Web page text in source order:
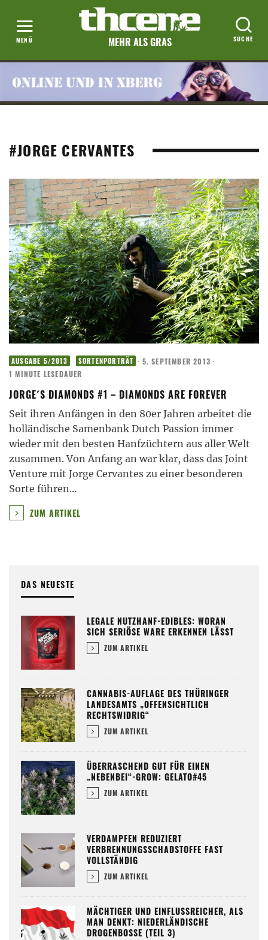
MEHR ALS GRAS
#JORGE CERVANTES
AUSGABE 5/2013 SORTENPORTRÄT · 5. SEPTEMBER 2013 ·
1 MINUTE LESEDAUER
JORGE´S DIAMONDS #1 – DIAMONDS ARE FOREVER
Seit ihren Anfängen in den 80er Jahren arbeitet die
holländische Samenbank Dutch Passion immer
wieder mit den besten Hanfzüchtern aus aller Welt
zusammen. Von Anfang an war klar, dass das Joint
Venture mit Jorge Cervantes zu einer besonderen
Sorte führen...
ZUM ARTIKEL
DAS NEUESTE
LEGALE NUTZHANF-EDIBLES: WORAN
SICH SERIÖSE WARE ERKENNEN LÄSST
ZUM ARTIKEL
CANNABIS-AUFLAGE DES THÜRINGER
LANDESAMTS „OFFENSICHTLICH
RECHTSWIDRIG“
ZUM ARTIKEL
ÜBERRASCHEND GUT FÜR EINEN
„NEBENBEI“-GROW: GELATO#45
ZUM ARTIKEL
VERDAMPFEN REDUZIERT
VERBRENNUNGSSCHADSTOFFE FAST
VOLLSTÄNDIG
ZUM ARTIKEL
MÄCHTIGER UND EINFLUSSREICHER, ALS
MAN DENKT: NIEDERLÄNDISCHE
DROGENBOSSE (TEIL 3)